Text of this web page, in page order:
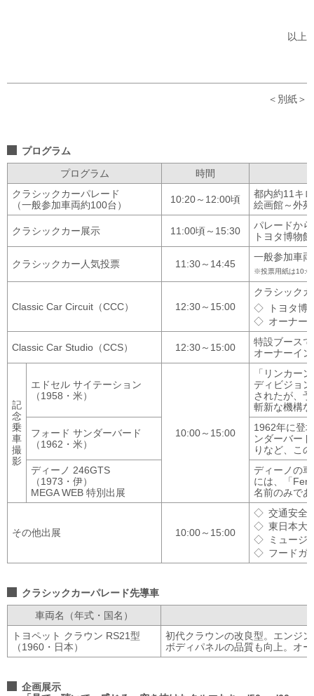
以上
別紙
プログラム
プログラム
時間
クラシックカーパレード
（一般参加車両約100台）
10:20～12:00頃
都内約11キ
絵画館～外
クラシックカー展示 11:00頃～15:30
パレードか
トヨタ博物
クラシックカー人気投票 11:30～14:45
一般参加車
投票用紙は
Classic Car Circuit（CCC） 12:30～15:00
クラシック
トヨタ博
オーナー
Classic Car Studio（CCS） 12:30～15:00
特設ブース
オーナーイ
記
念
乗
車
撮
影
エドセル サイテーション
（1958・米）
10:00～15:00
「リンカー
ディビジョ
されたが、
斬新な機構
フォード サンダーバード
（1962・米）
1962年に登
ンダーバー
りなど、こ
ディーノ 246GTS
（1973・伊）
MEGA WEB 特別出展
ディーノの
には、「
名前のみで
その他出展 10:00～15:00
交通安全
東日本大
ミュージ
フードガ
クラシックカーパレード先導車
車両名（年式・国名）
トヨペット クラウン RS21型
（1960・日本）
初代クラウンの改良型。エンジ
ボディパネルの品質も向上。オ
企画展示